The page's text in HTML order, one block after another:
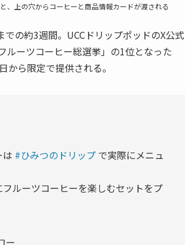
、上の穴からコーヒーと商品情報カードが渡される
の約3週間。UCCドリップポッドのX公式
ルーツコーヒー総選挙」の1位となった
から限定で提供される。
#ひみつのドリップ で実際にメニュ
ルーツコーヒーを楽しむセットをプ
ー